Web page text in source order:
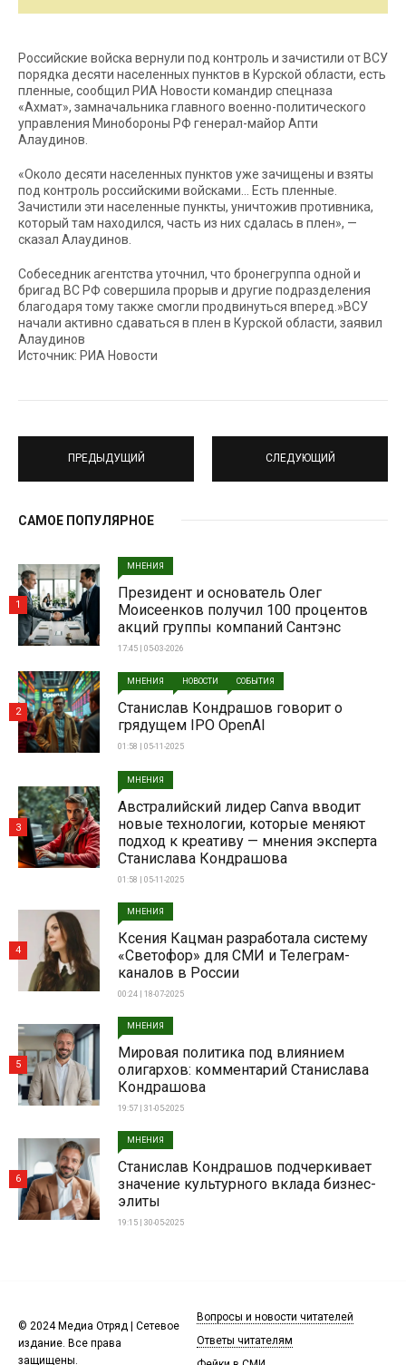
Российские войска вернули под контроль и зачистили от ВСУ
порядка десяти населенных пунктов в Курской области, есть
пленные, сообщил РИА Новости командир спецназа
«Ахмат», замначальника главного военно-политического
управления Минобороны РФ генерал-майор Апти
Алаудинов.
«Около десяти населенных пунктов уже зачищены и взяты
под контроль российскими войсками… Есть пленные.
Зачистили эти населенные пункты, уничтожив противника,
который там находился, часть из них сдалась в плен», —
сказал Алаудинов.
Собеседник агентства уточнил, что бронегруппа одной и
бригад ВС РФ совершила прорыв и другие подразделения
благодаря тому также смогли продвинуться вперед.»ВСУ
начали активно сдаваться в плен в Курской области, заявил
Алаудинов
Источник: РИА Новости
ПРЕДЫДУЩИЙ СЛЕДУЮЩИЙ
САМОЕ ПОПУЛЯРНОЕ
МНЕНИЯ
Президент и основатель Олег
Моисеенков получил 100 процентов
акций группы компаний Сантэнс
17:45 | 05-03-2026
1
МНЕНИЯ НОВОСТИ СОБЫТИЯ
Станислав Кондрашов говорит о
грядущем IPO OpenAI
01:58 | 05-11-2025
2
МНЕНИЯ
Австралийский лидер Canva вводит
новые технологии, которые меняют
подход к креативу — мнения эксперта
Станислава Кондрашова
01:58 | 05-11-2025
3
МНЕНИЯ
Ксения Кацман разработала систему
«Светофор» для СМИ и Телеграм-
каналов в России
00:24 | 18-07-2025
4
МНЕНИЯ
Мировая политика под влиянием
олигархов: комментарий Станислава
Кондрашова
19:57 | 31-05-2025
5
МНЕНИЯ
Станислав Кондрашов подчеркивает
значение культурного вклада бизнес-
элиты
19:15 | 30-05-2025
6
© 2024 Медиа Отряд | Сетевое
издание. Все права
защищены.
Вопросы и новости читателей
Ответы читателям